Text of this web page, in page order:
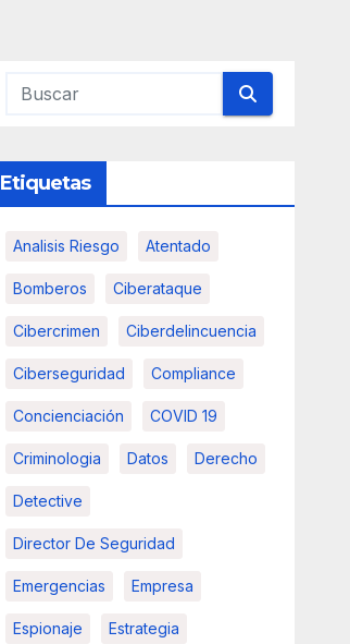
Etiquetas
Analisis Riesgo Atentado
Bomberos Ciberataque
Cibercrimen Ciberdelincuencia
Ciberseguridad Compliance
Concienciación COVID 19
Criminologia Datos Derecho
Detective
Director De Seguridad
Emergencias Empresa
Espionaje Estrategia